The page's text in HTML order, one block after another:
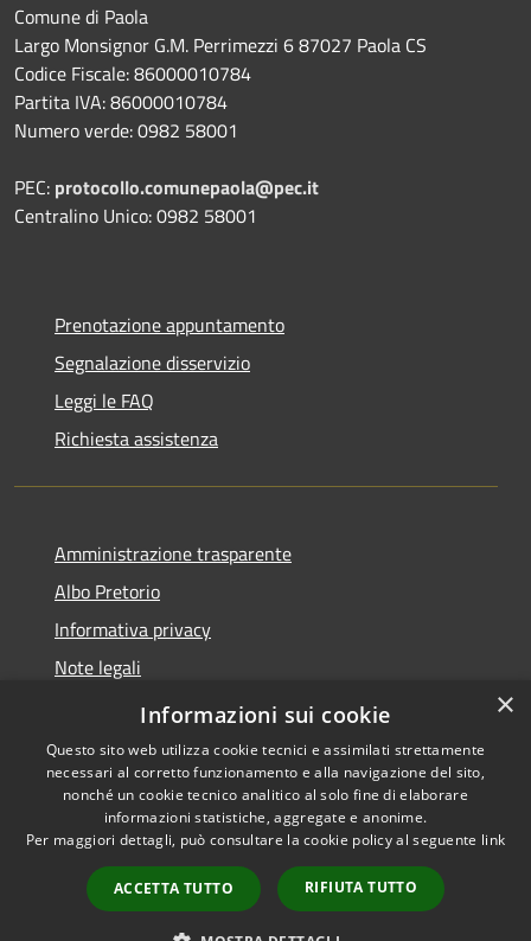
Comune di Paola
Largo Monsignor G.M. Perrimezzi 6 87027 Paola CS
Codice Fiscale: 86000010784
Partita IVA: 86000010784
Numero verde: 0982 58001
PEC: protocollo.comunepaola@pec.it
Centralino Unico: 0982 58001
Prenotazione appuntamento
Segnalazione disservizio
Leggi le FAQ
Richiesta assistenza
Amministrazione trasparente
Albo Pretorio
Informativa privacy
Note legali
Dichiarazione di accessibilità
Accessibilità
Copyright © 2026 • Comune di
Paola • Powered by
Municipium•
Accesso
redazione
×
Informazioni sui cookie
Questo sito web utilizza cookie tecnici e assimilati strettamente
necessari al corretto funzionamento e alla navigazione del sito,
nonché un cookie tecnico analitico al solo fine di elaborare
informazioni statistiche, aggregate e anonime.
Per maggiori dettagli, può consultare la cookie policy al seguente link
ACCETTA TUTTO RIFIUTA TUTTO